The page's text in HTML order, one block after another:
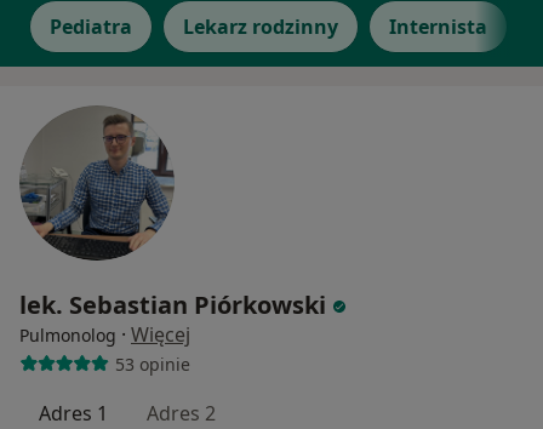
Pediatra Lekarz rodzinny Internista
lek. Sebastian Piórkowski
Pulmonolog · Więcej
53 opinie
Adres 1 Adres 2